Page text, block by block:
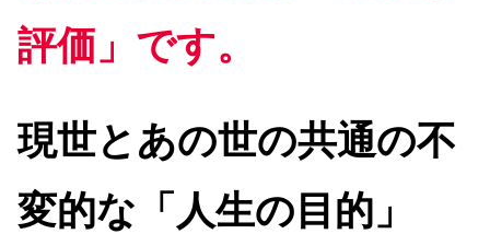
評価」です。
現世とあの世の共通の不
変的な「人生の目的」